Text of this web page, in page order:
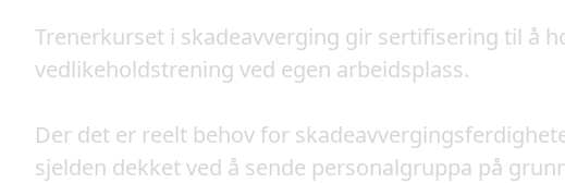
Trenerkurset i skadeavverging gir sertifisering til å
vedlikeholdstrening ved egen arbeidsplass.
Der det er reelt behov for
sjelden dekket ved å sende personalgruppa på